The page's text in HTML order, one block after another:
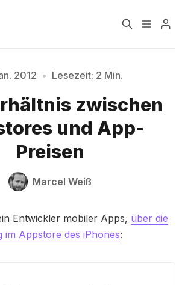
Sie mindestens 3 Zeichen ein
2012 • Lesezeit: 2 Min.
zwischen
und App-
Preisen
Marcel Weiß
Entwickler mobiler Apps, über die
im Appstore des iPhones: